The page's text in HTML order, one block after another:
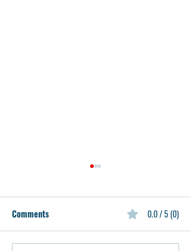
Comments 0.0 / 5 (0)